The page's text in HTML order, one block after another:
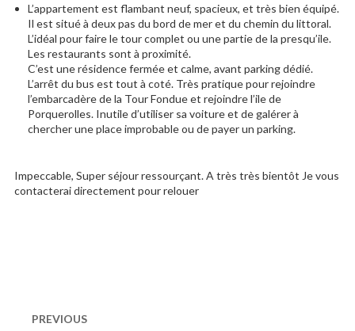
L’appartement est flambant neuf, spacieux, et très bien équipé.
Il est situé à deux pas du bord de mer et du chemin du littoral.
L’idéal pour faire le tour complet ou une partie de la presqu’ile.
Les restaurants sont à proximité.
C’est une résidence fermée et calme, avant parking dédié.
L’arrêt du bus est tout à coté. Très pratique pour rejoindre
l’embarcadère de la Tour Fondue et rejoindre l’ile de
Porquerolles. Inutile d’utiliser sa voiture et de galérer à
chercher une place improbable ou de payer un parking.
Impeccable, Super séjour ressourçant. A très très bientôt Je vous
contacterai directement pour relouer
navigation
PREVIOUS